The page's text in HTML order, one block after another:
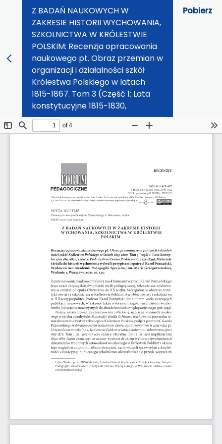
Z BADAŃ NAUKOWYCH W
ZAKRESIE HISTORII WYCHOWANIA,
SZKOLNICTWA W KRÓLESTWIE
POLSKIM: Recenzja opracowania
naukowego pt. Obraz przemian w
organizacji i działalności szkół
Królestwa Polskiego w latach
1815-1867. Tom 3 (Część 1: Lata
konstytucyjne 1815-1830,
Pobierz